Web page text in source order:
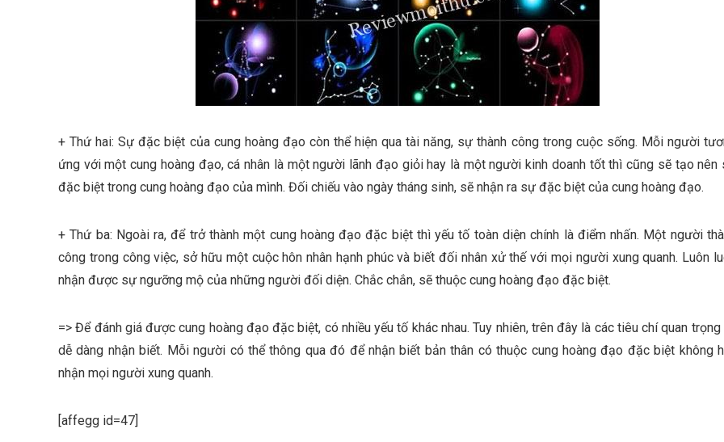
+Thứ hai: Sự đặc biệt của cung hoàng đạo còn thể hiện qua tài năng, sự thành công trong cuộc sống. Mỗi người
ứng với một cung hoàng đạo, cá nhân là một người lãnh đạo giỏi hay là một người kinh doanh tốt thì cũng sẽ tạo nên
đặc biệt trong cung hoàng đạo của mình. Đối chiếu vào ngày tháng sinh, sẽ nhận ra sự đặc biệt của cung hoàng đạo.
+Thứ ba: Ngoài ra, để trở thành một cung hoàng đạo đặc biệt thì yếu tố toàn diện chính là điểm nhấn. Một người
công trong công việc, sở hữu một cuộc hôn nhân hạnh phúc và biết đối nhân xử thế với mọi người xung quanh. Luôn
nhận được sự ngưỡng mộ của những người đối diện. Chắc chắn, sẽ thuộc cung hoàng đạo đặc biệt.
=> Để đánh giá được cung hoàng đạo đặc biệt, có nhiều yếu tố khác nhau. Tuy nhiên, trên đây là các tiêu chí quan trọng
dễ dàng nhận biết. Mỗi người có thể thông qua đó để nhận biết bản thân có thuộc cung hoàng đạo đặc biệt không
nhận mọi người xung quanh.
[affegg id=47]